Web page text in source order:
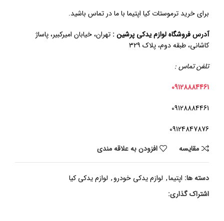
برای خرید ترموستات کیا اپتیما با ما در تماس باشید.
آدرس فروشگاه لوازم یدکی پرشین : تهران، خیابان امیرکبیر، پاساژ
کاشانی، طبقه دوم، پلاک ۳۲۹
تلفن تماس :
09128884461
09128884461
09124847876
مقايسه
افزودن به علاقه مندی
دسته ها: اپتیما, لوازم یدکی خودرو, لوازم یدکی کیا
اشتراک گذاری: